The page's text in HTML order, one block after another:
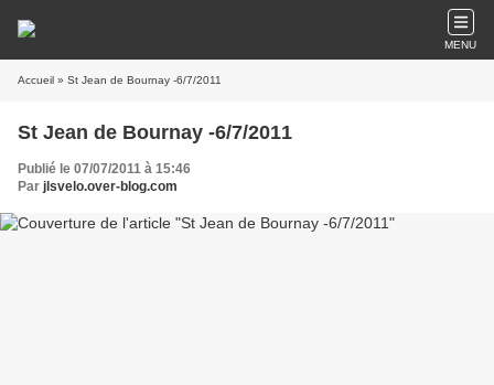
MENU
Accueil » St Jean de Bournay -6/7/2011
St Jean de Bournay -6/7/2011
Publié le 07/07/2011 à 15:46
Par jlsvelo.over-blog.com